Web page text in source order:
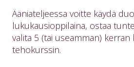
Ääniateljeessa voitte käydä
lukukausioppilaina, ostaa
valita 5 (tai useamman) kerran
tehokurssin.